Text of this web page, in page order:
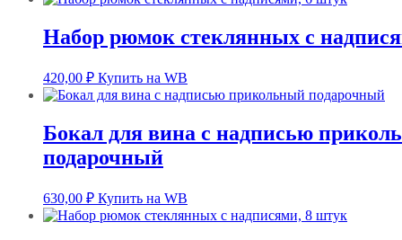
Набор рюмок стеклянных с
420,00 ₽ Купить на WB
Бокал для вина с надписью
подарочный
630,00 ₽ Купить на WB